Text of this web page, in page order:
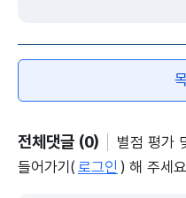
양식, 한옥이 전시로 재
인터뷰> 강재현 / 사비
근에는 은평 한옥마을이
는 지역의 특징을 기반
전체댓글 (0)
별점 평가
들어가기( 로그인 ) 해 주세